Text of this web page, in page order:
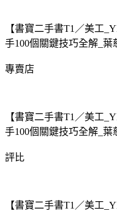
【書寶二手書T1／美工
手100個關鍵技巧全解_葉
專賣店
【書寶二手書T1／美工
手100個關鍵技巧全解_葉
評比
【書寶二手書T1／美工